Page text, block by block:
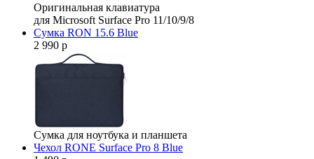
Оригинальная клавиатура
для Microsoft Surface Pro 11/10/9/8
Сумка RON 15.6 Blue
2 990 р
Сумка для ноутбука и планшета
Чехол RONE Surface Pro 8 Blue